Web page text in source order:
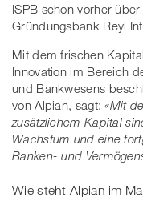
ISPB schon vorher
Gründungsbank Reyl
Mit dem frischen
Innovation im Bereich
und Bankwesens
von Alpian, sagt:«Mit
zusätzlichem Kapital
Wachstum und eine
Banken- und
Wie steht Alpian im